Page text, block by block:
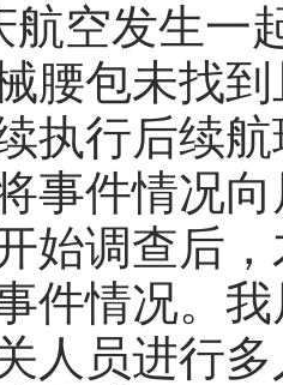
航空发生一
腰包未找
执行后续
事件情况
始调查后
件情况。
人员进行